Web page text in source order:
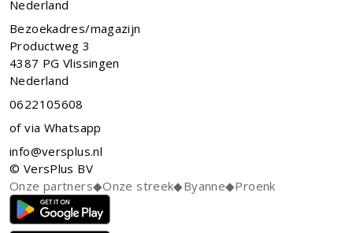
Nederland
Bezoekadres/magazijn
Productweg 3
4387 PG Vlissingen
Nederland
0622105608
of via Whatsapp
info@versplus.nl
© VersPlus BV
Onze partners◆Onze streek◆Byanne◆Proenk